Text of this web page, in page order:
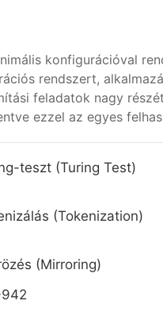
konfigurációval
rendszert,
feladatok nagy
ezzel az egyes
teszt (Turing Test)
(Tokenization)
(Mirroring)